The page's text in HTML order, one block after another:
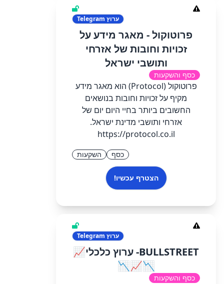
ערוץ
פרוטוקול - מאגר מידע על
זכויות וחובות של אזרחי
ותושבי ישראל
כסף והשקעות
פרוטוקול (Protocol) הוא מאגר מידע
מקיף על זכויות וחובות בנושאים
החשובים ביותר בחיי היום יום של
אזרחי ותושבי מדינת ישראל.
https://protocol.co.il
כסף השקעות
הצטרף עכשיו!
ערוץ
BULLSTREET- ערוץ כלכלי📈
📉📈📉
כסף והשקעות